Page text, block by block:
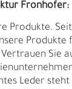
Fronhofer:
Produkte.
Produkte
Sie
Leder